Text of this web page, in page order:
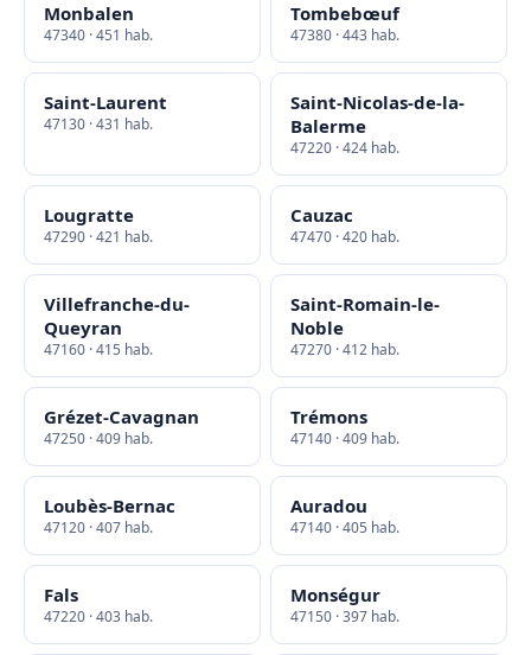
Monbalen
47340 · 451 hab.
Tombebœuf
47380 · 443 hab.
Saint-Laurent
47130 · 431 hab.
Saint-Nicolas-de-la-
Balerme
47220 · 424 hab.
Lougratte
47290 · 421 hab.
Cauzac
47470 · 420 hab.
Villefranche-du-
Queyran
47160 · 415 hab.
Saint-Romain-le-
Noble
47270 · 412 hab.
Grézet-Cavagnan
47250 · 409 hab.
Trémons
47140 · 409 hab.
Loubès-Bernac
47120 · 407 hab.
Auradou
47140 · 405 hab.
Fals
47220 · 403 hab.
Monségur
47150 · 397 hab.